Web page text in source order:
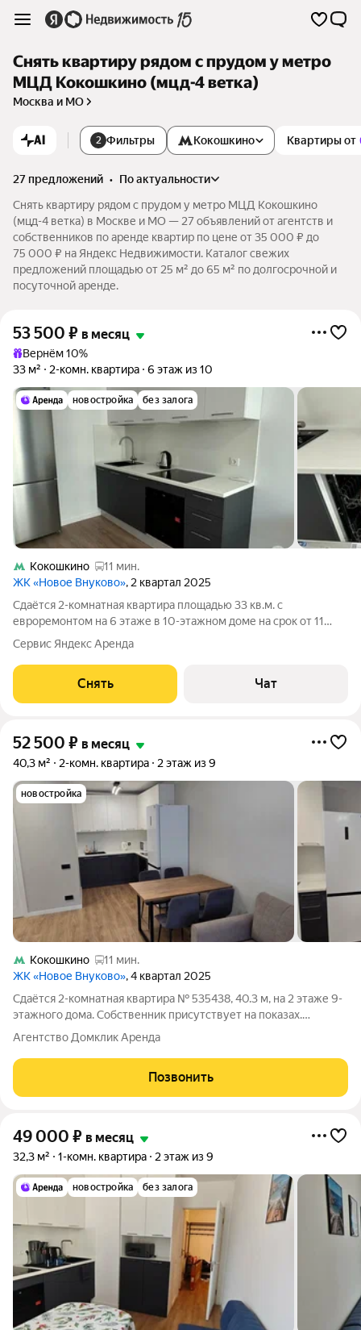
Снять квартиру рядом с прудом у метро
МЦД Кокошкино (мцд-4 ветка)
Москва и МО
AI 2 Фильтры Квартиры от
Кокошкино
27 предложений •
по актуальности
Снять квартиру рядом с прудом у метро МЦД Кокошкино
(мцд-4 ветка) в Москве и МО — 27 объявлений от агентств и
собственников по аренде квартир по цене от 35 000 ₽ до
75 000 ₽ на Яндекс Недвижимости. Каталог свежих
предложений площадью от 25 м² до 65 м² по долгосрочной и
посуточной аренде.
53 500 ₽ в месяц
Вернём 10%
33 м²
2-комн. квартира 6 этаж из 10
новостройка без залога
Кокошкино
11 мин.
ЖК «Новое Внуково», 2 квартал 2025
Сдаётся 2-комнатная квартира площадью 33 кв.м. с
евроремонтом на 6 этаже в 10-этажном доме на срок от 11
месяцев. Из техники есть: Духовой шкаф Холодильник
Посудомоечная машина Кондиционер Дом - монолитный. В
подъезде 2 лифта - 1 грузовой и 1
Сервис Яндекс Аренда
Снять Чат
52 500 ₽ в месяц
40,3 м² 2-комн. квартира 2 этаж из 9
новостройка
Кокошкино
11 мин.
ЖК «Новое Внуково», 4 квартал 2025
Сдаётся 2-комнатная квартира № 535438, 40.3 м, на 2 этаже 9-
этажного дома. Собственник присутствует на показах.
Коммунальные платежи включены в стоимость. Счетчики
оплачиваются отдельно. По условиям проживания: можно с
детьми, без питомцев. Срок
Агентство Домклик Аренда
Позвонить
49 000 ₽ в месяц
32,3 м² 1-комн. квартира 2 этаж из 9
новостройка без залога